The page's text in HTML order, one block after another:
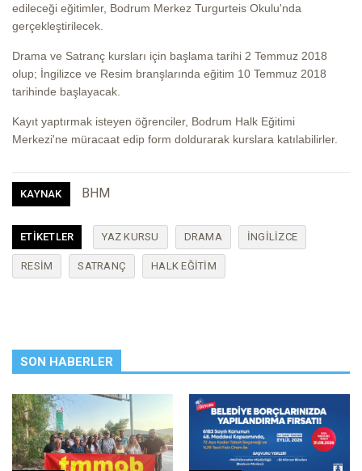
edileceği eğitimler, Bodrum Merkez Turgurteis Okulu'nda
gerçekleştirilecek.
Drama ve Satranç kursları için başlama tarihi 2 Temmuz 2018
olup; İngilizce ve Resim branşlarında eğitim 10 Temmuz 2018
tarihinde başlayacak.
Kayıt yaptırmak isteyen öğrenciler, Bodrum Halk Eğitimi
Merkezi'ne müracaat edip form doldurarak kurslara katılabilirler.
KAYNAK BHM
ETIKETLER YAZ KURSU DRAMA INGILIZCE
RESIM SATRANÇ HALK EĞITIM
SON HABERLER